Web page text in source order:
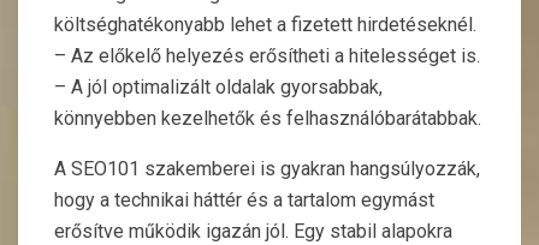
költséghatékonyabb lehet a fizetett hirdetéseknél.
– Az előkelő helyezés erősítheti a hitelességet is.
– A jól optimalizált oldalak gyorsabbak,
könnyebben kezelhetők és felhasználóbarátabbak.
A SEO101 szakemberei is gyakran hangsúlyozzák,
hogy a technikai háttér és a tartalom egymást
erősítve működik igazán jól. Egy stabil alapokra